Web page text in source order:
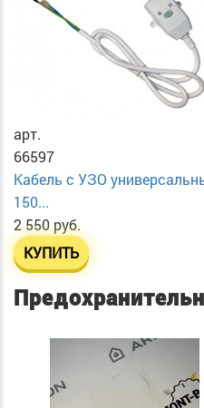
арт.
66597
Кабель с УЗО
150...
2 550 руб.
КУПИТЬ